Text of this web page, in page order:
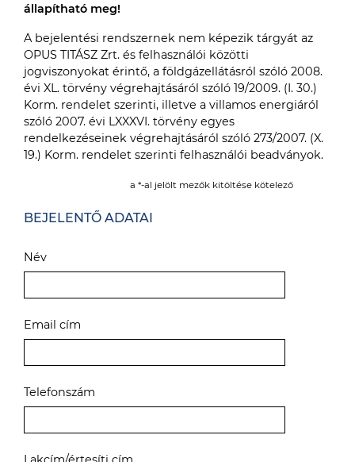
állapítható meg!
A bejelentési rendszernek nem képezik tárgyát az
OPUS TITÁSZ Zrt. és felhasználói közötti
jogviszonyokat érintő, a földgázellátásról szóló 2008.
évi XL. törvény végrehajtásáról szóló 19/2009. (I. 30.)
Korm. rendelet szerinti, illetve a villamos energiáról
szóló 2007. évi LXXXVI. törvény egyes
rendelkezéseinek végrehajtásáról szóló 273/2007. (X.
19.) Korm. rendelet szerinti felhasználói beadványok.
a *-al jelölt mezők kitöltése kötelező
BEJELENTŐ ADATAI
Név
Email cím
Telefonszám